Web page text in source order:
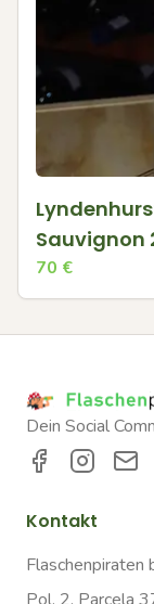
Sauvignon
70 €
Dein Social
Kontakt
Flaschenpiraten